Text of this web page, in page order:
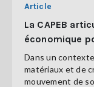
Article
La CAPEB
économique
Dans un
matériaux et de
mouvement de